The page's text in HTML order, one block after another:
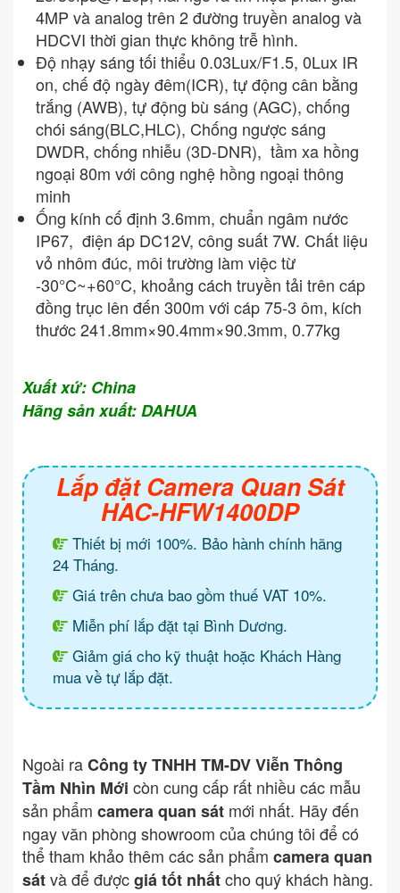
4MP và analog trên 2 đường truyền analog và
HDCVI thời gian thực không trễ hình.
Độ nhạy sáng tối thiểu 0.03Lux/F1.5, 0Lux IR
on, chế độ ngày đêm(ICR), tự động cân bằng
trắng (AWB), tự động bù sáng (AGC), chống
chói sáng(BLC,HLC), Chống ngược sáng
DWDR, chống nhiễu (3D-DNR), tầm xa hồng
ngoại 80m với công nghệ hồng ngoại thông
minh
Ống kính cố định 3.6mm, chuẩn ngâm nước
IP67, điện áp DC12V, công suất 7W. Chất liệu
vỏ nhôm đúc, môi trường làm việc từ
-30°C~+60°C, khoảng cách truyền tải trên cáp
đồng trục lên đến 300m với cáp 75-3 ôm, kích
thước 241.8mm×90.4mm×90.3mm, 0.77kg
Xuất xứ: China
Hãng sản xuất: DAHUA
Lắp đặt Camera Quan Sát
HAC-HFW1400DP
Thiết bị mới 100%. Bảo hành chính hãng
24 Tháng.
Giá trên chưa bao gồm thuế VAT 10%.
Miễn phí lắp đặt tại Bình Dương.
Giảm giá cho kỹ thuật hoặc Khách Hàng
mua về tự lắp đặt.
Ngoài raCông ty TNHH TM-DV Viễn Thông
Tầm Nhìn Mới còn cung cấp rất nhiều các mẫu
sản phẩm camera quan sát mới nhất. Hãy đến
ngay văn phòng showroom của chúng tôi để có
thể tham khảo thêm các sản phẩm camera quan
sátvà để đượcgiá tốt nhấtcho quý khách hàng.